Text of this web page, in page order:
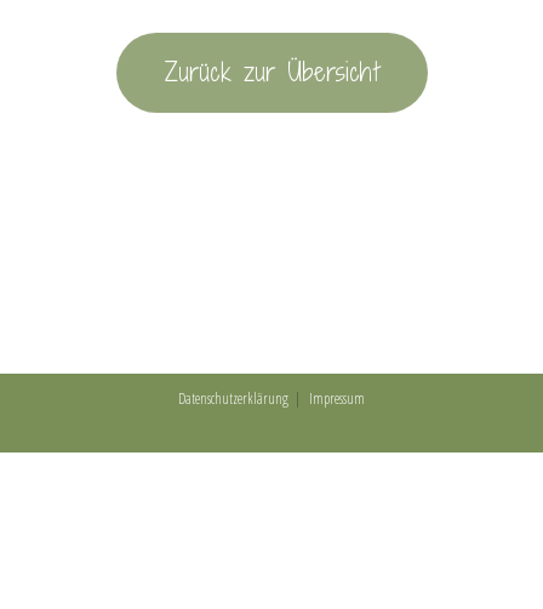
Zurück zur Übersicht
Datenschutzerklärung Impressum